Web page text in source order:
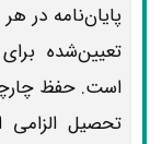
پایان‌نامه در
تعیین‌شده
است. حفظ
تحصیل